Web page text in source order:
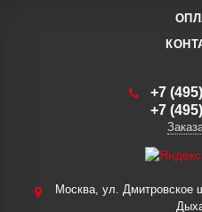
+7
+7
Москва, ул. Дмитровское